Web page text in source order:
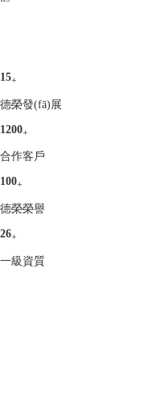
15+
德榮發(fā)展
1200+
合作客戶
100+
德榮榮譽
26+
一級資質